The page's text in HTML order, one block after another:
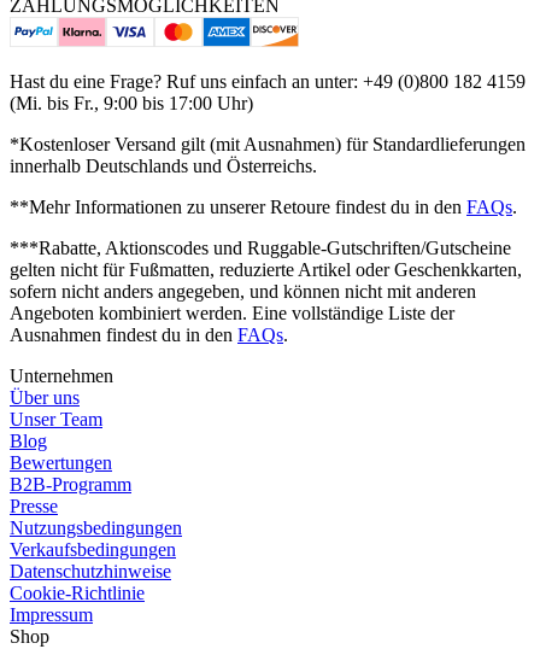
ZAHLUNGSMÖGLICHKEITEN
Hast du eine Frage? Ruf uns einfach an unter: +49 (0)800 182 4159
(Mi. bis Fr., 9:00 bis 17:00 Uhr)
*Kostenloser Versand gilt (mit Ausnahmen) für Standardlieferungen
innerhalb Deutschlands und Österreichs.
**Mehr Informationen zu unserer Retoure findest du in den FAQs.
***Rabatte, Aktionscodes und Ruggable-Gutschriften/Gutscheine
gelten nicht für Fußmatten, reduzierte Artikel oder Geschenkkarten,
sofern nicht anders angegeben, und können nicht mit anderen
Angeboten kombiniert werden. Eine vollständige Liste der
Ausnahmen findest du in den FAQs.
Unternehmen
Über uns
Unser Team
Blog
Bewertungen
B2B-Programm
Presse
Nutzungsbedingungen
Verkaufsbedingungen
Datenschutzhinweise
Cookie-Richtlinie
Impressum
Shop